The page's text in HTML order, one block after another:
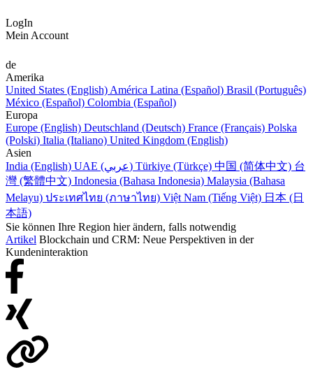
LogIn
Mein Account
de
Amerika
United States (English) América Latina (Español) Brasil (Português)
México (Español) Colombia (Español)
Europa
Europe (English) Deutschland (Deutsch) France (Français) Polska
(Polski) Italia (Italiano) United Kingdom (English)
Asien
India (English)
UAE (عربي) Türkiye (Türkçe) 中国 (简体中文) 台
灣 (繁體中文) Indonesia (Bahasa Indonesia) Malaysia (Bahasa
Melayu) ประเทศไทย (ภาษาไทย) Việt Nam (Tiếng Việt) 日本 (日
本語)
Sie können Ihre Region hier ändern, falls notwendig
Artikel Blockchain und CRM: Neue Perspektiven in der
Kundeninteraktion